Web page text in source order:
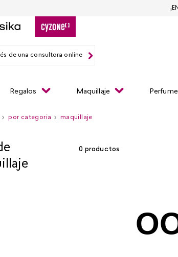
de una consultora online
Regalos Maquillaje
por categoria maquillaje
0 productos